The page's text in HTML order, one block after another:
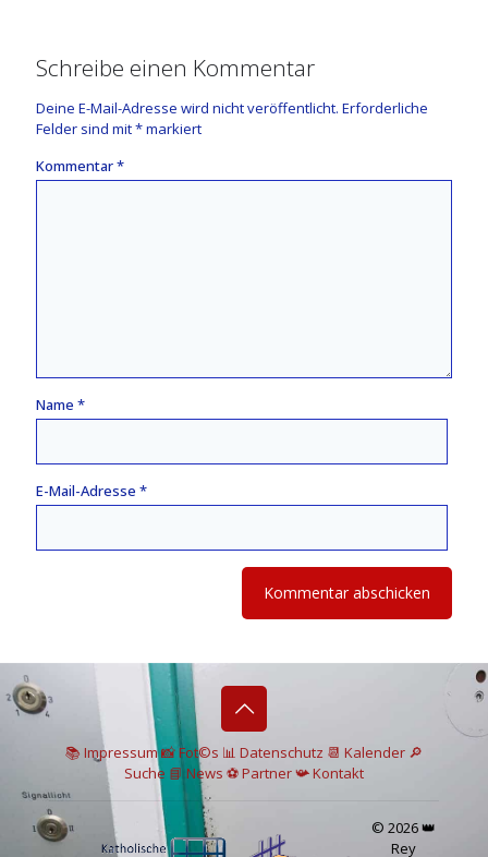
Schreibe einen Kommentar
Deine E-Mail-Adresse wird nicht veröffentlicht. Erforderliche
Felder sind mit*markiert
Kommentar*
Name *
E-Mail-Adresse *
📚 Impressum📸Fot©s 📊 Datenschutz 📆 Kalender 🔎
Suche 📘 News ⚽Partner📯Kontakt
© 2026 👑
Rey